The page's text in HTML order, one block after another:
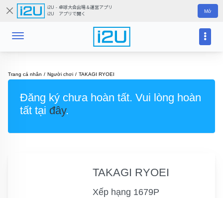
i2U - 卓球大会出場＆運営アプリ
i2U アプリで開く
Mở
Trang cá nhân Người chơi TAKAGI RYOEI
Đăng ký chưa hoàn tất. Vui lòng hoàn
tất tại đây.
TAKAGI RYOEI
Xếp hạng 1679P